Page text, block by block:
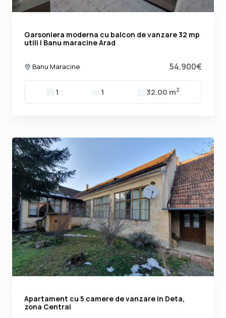
Garsoniera moderna cu balcon de vanzare 32 mp
utili | Banu maracine Arad
Banu Maracine 54.900€
1 1 32.00 m2
Apartament cu 5 camere de vanzare in Deta,
zona Central